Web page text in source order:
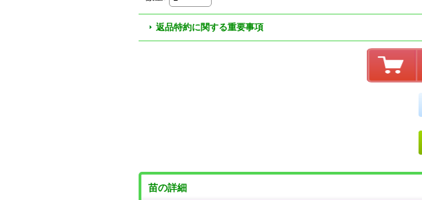
返品特約に関する重要事項
苗の詳細